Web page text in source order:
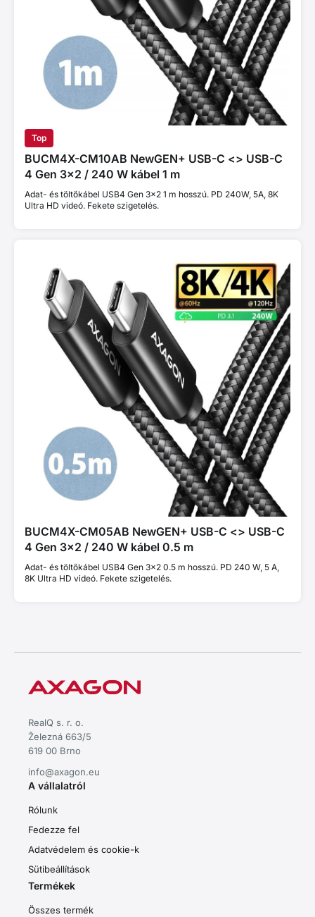
Top
BUCM4X-CM10AB NewGEN+ USB-C <> USB-C
4 Gen 3×2 / 240 W kábel 1 m
Adat- és töltőkábel USB4 Gen 3x2 1 m hosszú. PD 240W, 5A, 8K
Ultra HD videó. Fekete szigetelés.
BUCM4X-CM05AB NewGEN+ USB-C <> USB-C
4 Gen 3×2 / 240 W kábel 0.5 m
Adat- és töltőkábel USB4 Gen 3×2 0.5 m hosszú. PD 240 W, 5 A,
8K Ultra HD videó. Fekete szigetelés.
RealQ s. r. o.
Železná 663/5
619 00 Brno
info@axagon.eu
A vállalatról
Rólunk
Fedezze fel
Adatvédelem és cookie-k
Sütibeállítások
Termékek
Összes termék